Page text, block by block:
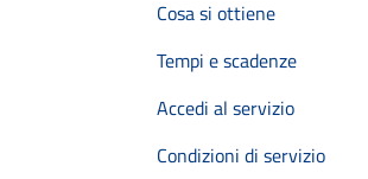
Cosa si ottiene
Tempi e scadenze
Accedi al servizio
Condizioni di servizio